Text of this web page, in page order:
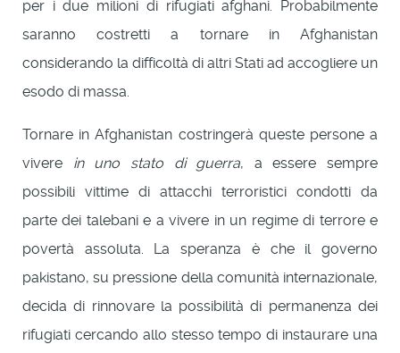
per i due milioni di rifugiati afghani. Probabilmente
saranno costretti a tornare in Afghanistan
considerando la difficoltà di altri Stati ad accogliere un
esodo di massa.
Tornare in Afghanistan costringerà queste persone a
vivere in uno stato di guerra, a essere sempre
possibili vittime di attacchi terroristici condotti da
parte dei talebani e a vivere in un regime di terrore e
povertà assoluta. La speranza è che il governo
pakistano, su pressione della comunità internazionale,
decida di rinnovare la possibilità di permanenza dei
rifugiati cercando allo stesso tempo di instaurare una